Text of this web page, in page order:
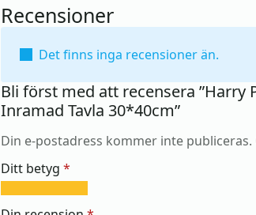
Recensioner
Det finns inga recensioner än.
Bli först med att recensera ”Harry
Inramad Tavla 30*40cm”
Din e-postadress kommer inte publiceras.
Ditt betyg *
av
av